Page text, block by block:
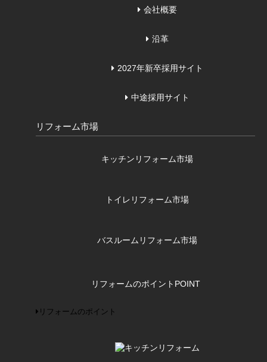
会社概要
沿革
2027年新卒採用サイト
中途採用サイト
リフォーム市場
キッチンリフォーム市場
トイレリフォーム市場
バスルームリフォーム市場
リフォームのポイント POINT
リフォームのポイント